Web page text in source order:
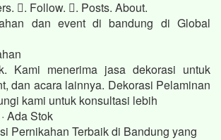
󱙶. Follow. 󰟝. Posts. About.
dan event di bandung di Global
Kami menerima jasa dekorasi untuk
dan acara lainnya. Dekorasi Pelaminan
kami untuk konsultasi lebih
‎Ada Stok
Pernikahan Terbaik di Bandung yang